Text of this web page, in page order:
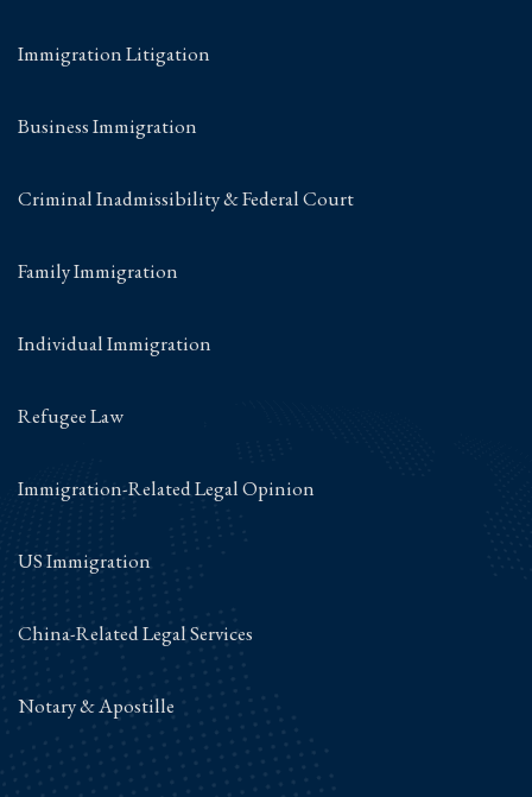
Immigration Litigation
Business Immigration
Criminal Inadmissibility & Federal Court
Family Immigration
Individual Immigration
Refugee Law
Immigration-Related Legal Opinion
US Immigration
China-Related Legal Services
Notary & Apostille